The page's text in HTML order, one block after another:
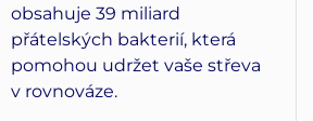
obsahuje 39 miliard
přátelských bakterií, která
pomohou udržet vaše střeva
v rovnováze.